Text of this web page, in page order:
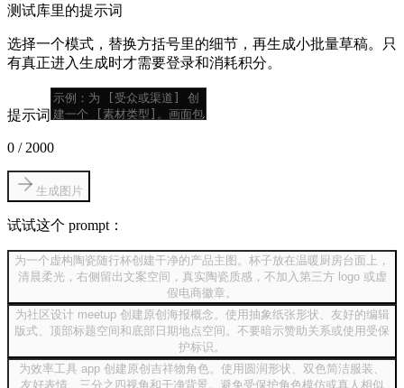
测试库里的提示词
选择一个模式，替换方括号里的细节，再生成小批量草稿。只
有真正进入生成时才需要登录和消耗积分。
提示词
0 / 2000
生成图片
试试这个 prompt：
为一个虚构陶瓷随行杯创建干净的产品主图。杯子放在温暖厨房台面上，
清晨柔光，右侧留出文案空间，真实陶瓷质感，不加入第三方 logo 或虚
假电商徽章。
为社区设计 meetup 创建原创海报概念。使用抽象纸张形状、友好的编辑
版式、顶部标题空间和底部日期地点空间。不要暗示赞助关系或使用受保
护标识。
为效率工具 app 创建原创吉祥物角色。使用圆润形状、双色简洁服装、
友好表情、三分之四视角和干净背景。避免受保护角色模仿或真人相似